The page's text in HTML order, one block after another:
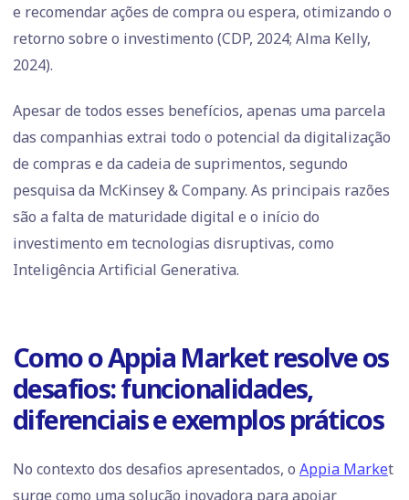
e recomendar ações de compra ou espera, otimizando o
retorno sobre o investimento (CDP, 2024; Alma Kelly,
2024).
Apesar de todos esses benefícios, apenas uma parcela
das companhias extrai todo o potencial da digitalização
de compras e da cadeia de suprimentos, segundo
pesquisa da McKinsey & Company. As principais razões
são a falta de maturidade digital e o início do
investimento em tecnologias disruptivas, como
Inteligência Artificial Generativa.
Como o Appia Market resolve os
desafios: funcionalidades,
diferenciais e exemplos práticos
No contexto dos desafios apresentados, o Appia Market
surge como uma solução inovadora para apoiar